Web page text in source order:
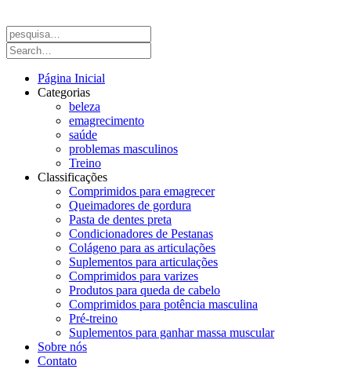
Página Inicial
Categorias
beleza
emagrecimento
saúde
problemas masculinos
Treino
Classificações
Comprimidos para emagrecer
Queimadores de gordura
Pasta de dentes preta
Condicionadores de Pestanas
Colágeno para as articulações
Suplementos para articulações
Comprimidos para varizes
Produtos para queda de cabelo
Comprimidos para potência masculina
Pré-treino
Suplementos para ganhar massa muscular
Sobre nós
Contato